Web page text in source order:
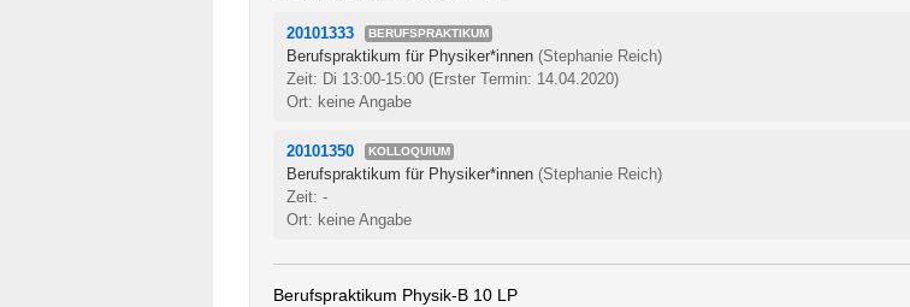
20101333 BERUFSPRAKTIKUM
Berufspraktikum für Physiker*innen (Stephanie Reich)
Zeit: Di 13:00-15:00 (Erster Termin: 14.04.2020)
Ort: keine Angabe
20101350 KOLLOQUIUM
Berufspraktikum für Physiker*innen (Stephanie Reich)
Zeit: -
Ort: keine Angabe
Berufspraktikum Physik-B 10 LP